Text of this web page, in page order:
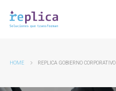
HOME REPLICA GOBIERNO CORPORATIVO